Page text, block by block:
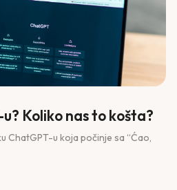
Koliko nas to košta?
ChatGPT-u koja počinje sa “Ćao,